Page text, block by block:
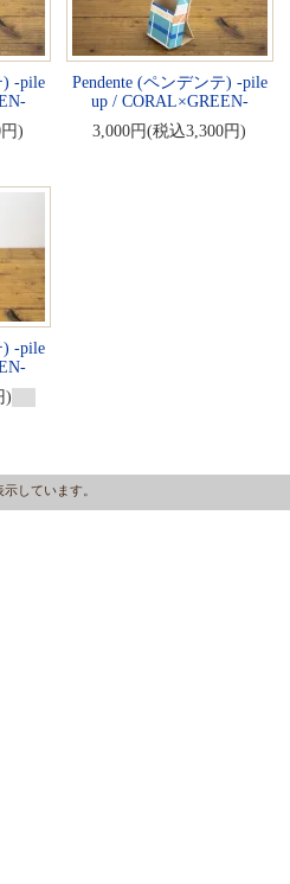
) -pile
)
Pendente (ペンデンテ) -pile
up / CORAL×GREEN-
3,000円(税込3,300円)
) -pile
)
しています。